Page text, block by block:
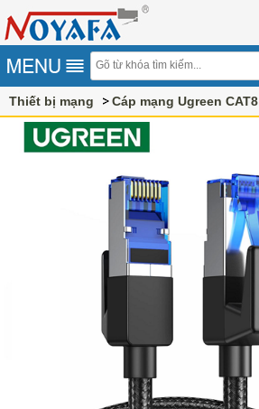
Thiết bị mạng Cáp mạng Ugreen CAT8